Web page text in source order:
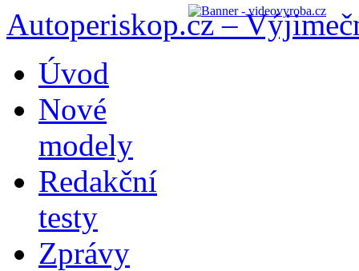
Autoperiskop.cz –
obsahu
webu
Úvod
Nové
modely
Redakční
testy
Zprávy